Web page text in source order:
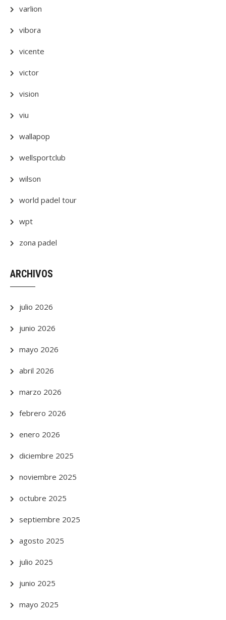
varlion
vibora
vicente
victor
vision
viu
wallapop
wellsportclub
wilson
world padel tour
wpt
zona padel
ARCHIVOS
julio 2026
junio 2026
mayo 2026
abril 2026
marzo 2026
febrero 2026
enero 2026
diciembre 2025
noviembre 2025
octubre 2025
septiembre 2025
agosto 2025
julio 2025
junio 2025
mayo 2025